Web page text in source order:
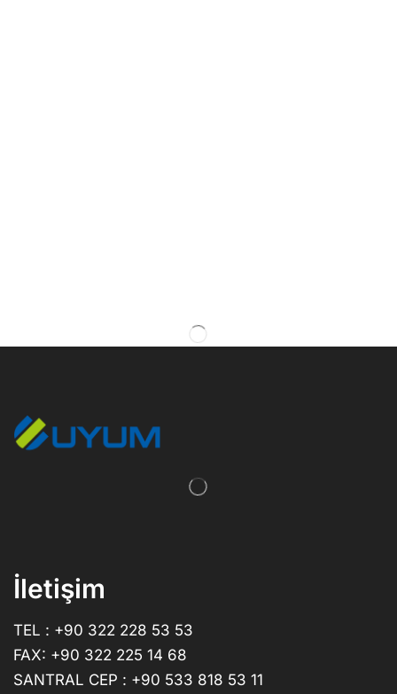
İletişim
TEL : +90 322 228 53 53
FAX: +90 322 225 14 68
SANTRAL CEP : +90 533 818 53 11